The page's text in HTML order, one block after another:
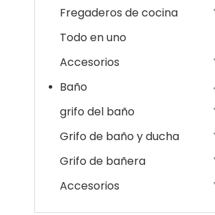
Fregaderos de cocina
Todo en uno
Accesorios
Baño
grifo del baño
Grifo de baño y ducha
Grifo de bañera
Accesorios